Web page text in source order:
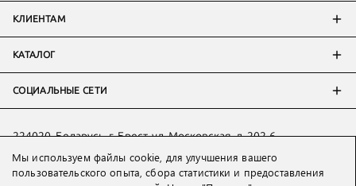
КЛИЕНТАМ
КАТАЛОГ
СОЦИАЛЬНЫЕ СЕТИ
224020, Беларусь, г. Брест, ул. Московская, д. 202-6
Тел:+7 993 398 36 60(WhatsApp
Тел:+375 29 205 80 10( WhatsApp,Viber)
Мы используем файлы cookie, для улучшения вашего
пользовательского опыта, сбора статистики и предоставления